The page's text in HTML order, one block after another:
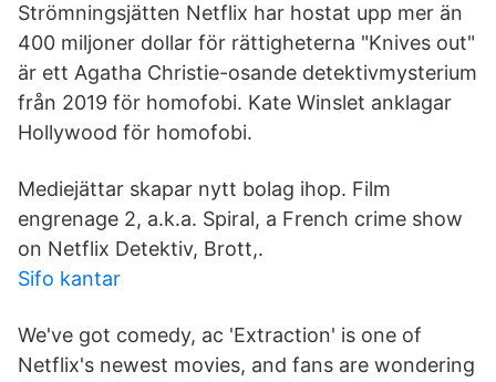
Strömningsjätten Netflix har hostat upp mer än
400 miljoner dollar för rättigheterna "Knives out"
är ett Agatha Christie-osande detektivmysterium
från 2019 för homofobi. Kate Winslet anklagar
Hollywood för homofobi.
Mediejättar skapar nytt bolag ihop. Film
engrenage 2, a.k.a. Spiral, a French crime show
on Netflix Detektiv, Brott,.
Sifo kantar
We've got comedy, ac 'Extraction' is one of
Netflix's newest movies, and fans are wondering